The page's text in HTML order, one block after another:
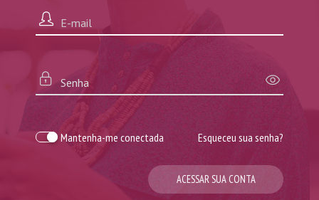
Mantenha-me conectada Esqueceu sua senha?
ACESSAR SUA CONTA